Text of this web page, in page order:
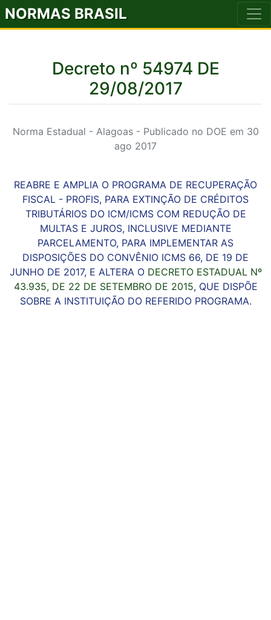
NORMAS BRASIL
Decreto nº 54974 DE
29/08/2017
Norma Estadual - Alagoas - Publicado no DOE em 30
ago 2017
REABRE E AMPLIA O PROGRAMA DE RECUPERAÇÃO
FISCAL - PROFIS, PARA EXTINÇÃO DE CRÉDITOS
TRIBUTÁRIOS DO ICM/ICMS COM REDUÇÃO DE
MULTAS E JUROS, INCLUSIVE MEDIANTE
PARCELAMENTO, PARA IMPLEMENTAR AS
DISPOSIÇÕES DO CONVÊNIO ICMS 66, DE 19 DE
JUNHO DE 2017, E ALTERA O DECRETO ESTADUAL Nº
43.935, DE 22 DE SETEMBRO DE 2015, QUE DISPÕE
SOBRE A INSTITUIÇÃO DO REFERIDO PROGRAMA.